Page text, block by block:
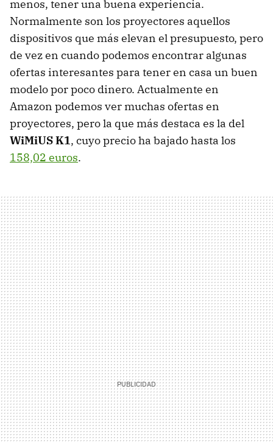
menos, tener una buena experiencia.
Normalmente son los proyectores aquellos
dispositivos que más elevan el presupuesto, pero
de vez en cuando podemos encontrar algunas
ofertas interesantes para tener en casa un buen
modelo por poco dinero. Actualmente en
Amazon podemos ver muchas ofertas en
proyectores, pero la que más destaca es la del
WiMiUS K1, cuyo precio ha bajado hasta los
158,02 euros.